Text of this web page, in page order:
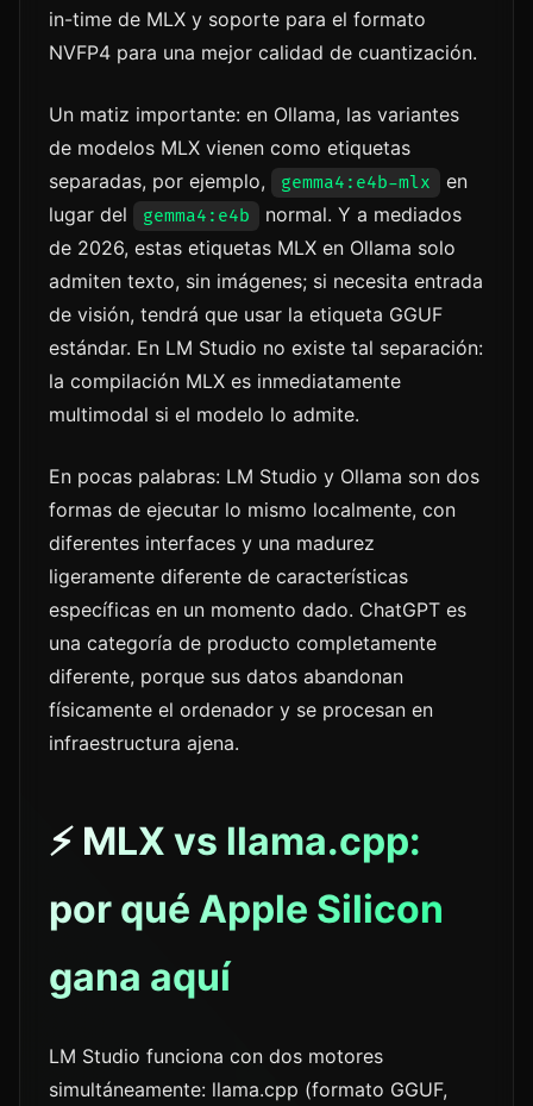
in-time de MLX y soporte para el formato
NVFP4 para una mejor calidad de cuantización.
Un matiz importante: en Ollama, las variantes
de modelos MLX vienen como etiquetas
separadas, por ejemplo,
gemma4:e4b-mlx
en
lugar del
gemma4:e4b
normal. Y a mediados
de 2026, estas etiquetas MLX en Ollama solo
admiten texto, sin imágenes; si necesita entrada
de visión, tendrá que usar la etiqueta GGUF
estándar. En LM Studio no existe tal separación:
la compilación MLX es inmediatamente
multimodal si el modelo lo admite.
En pocas palabras: LM Studio y Ollama son dos
formas de ejecutar lo mismo localmente, con
diferentes interfaces y una madurez
ligeramente diferente de características
específicas en un momento dado. ChatGPT es
una categoría de producto completamente
diferente, porque sus datos abandonan
físicamente el ordenador y se procesan en
infraestructura ajena.
⚡ MLX vs llama.cpp:
por qué Apple Silicon
gana aquí
LM Studio funciona con dos motores
simultáneamente: llama.cpp (formato GGUF,